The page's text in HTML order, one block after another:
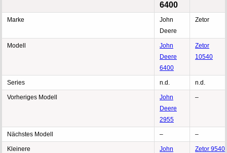
6400
Marke
John
Deere
Zetor
Modell
John
Deere
6400
Zetor
10540
Series n.d. n.d.
Vorheriges Modell
John
Deere
2955
–
Nächstes Modell – –
Kleinere
John
Zetor 9540